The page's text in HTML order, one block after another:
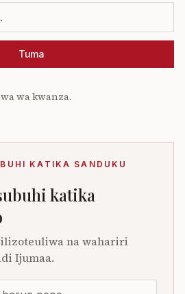
Tuma
wa kwanza.
KATIKA SANDUKU
katika
na wahariri
Ijumaa.